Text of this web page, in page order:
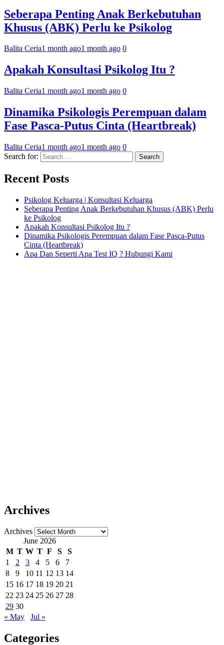
Seberapa Penting Anak Berkebutuhan
Khusus (ABK) Perlu ke Psikolog
Balita Ceria1 month ago1 month ago 0
Apakah Konsultasi Psikolog Itu ?
Balita Ceria1 month ago1 month ago 0
Dinamika Psikologis Perempuan dalam
Fase Pasca-Putus Cinta (Heartbreak)
Balita Ceria1 month ago1 month ago 0
Search for:
Recent Posts
Psikolog Keluarga | Konsultasi Keluarga
Seberapa Penting Anak Berkebutuhan Khusus (ABK) Perlu
ke Psikolog
Apakah Konsultasi Psikolog Itu ?
Dinamika Psikologis Perempuan dalam Fase Pasca-Putus
Cinta (Heartbreak)
Apa Dan Seperti Apa Test IQ ? Hubungi Kami
Archives
Archives
June 2026
M T W T F S
S
1
2 3 4 5 6
7
8
9 10 11 12 13 14
15 16 17 18 19 20 21
22 23 24 25 26 27 28
29 30
« May
Jul »
Categories